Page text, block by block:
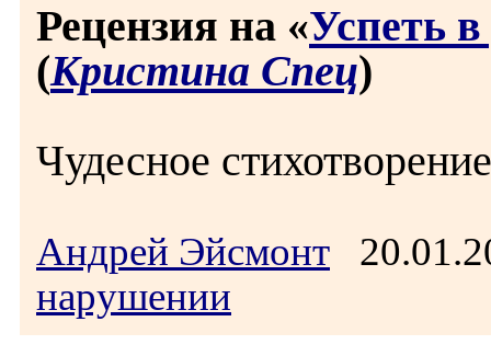
Рецензия на «Успеть
(Кристина Спец)
Чудесное
Андрей Эйсмонт
нарушении